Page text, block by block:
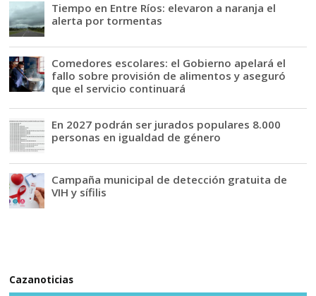
Tiempo en Entre Ríos: elevaron a naranja el
alerta por tormentas
Comedores escolares: el Gobierno apelará el
fallo sobre provisión de alimentos y aseguró
que el servicio continuará
En 2027 podrán ser jurados populares 8.000
personas en igualdad de género
Campaña municipal de detección gratuita de
VIH y sífilis
Cazanoticias